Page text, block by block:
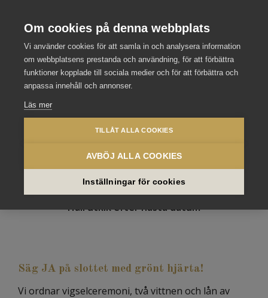
Se våra andra slott och hotell
Länge leve kärleken!
Håll utkik efter nästa datum
Säg JA på slottet med grönt hjärta!
Vi ordnar vigselceremoni, två vittnen och lån av
Om cookies på denna webbplats
Vi använder cookies för att samla in och analysera information
om webbplatsens prestanda och användning, för att förbättra
funktioner kopplade till sociala medier och för att förbättra och
anpassa innehåll och annonser.
Läs mer
TILLÅT ALLA COOKIES
AVBÖJ ALLA COOKIES
Inställningar för cookies